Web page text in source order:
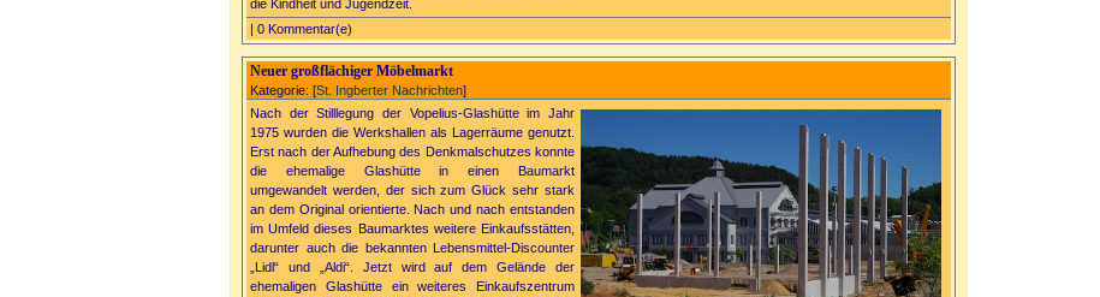
die Kindheit und Jugendzeit.
| 0 Kommentar(e)
Neuer großflächiger Möbelmarkt
Kategorie: [St. Ingberter Nachrichten]
Nach der Stilllegung der Vopelius-Glashütte im Jahr
1975 wurden die Werkshallen als Lagerräume genutzt.
Erst nach der Aufhebung des Denkmalschutzes konnte
die ehemalige Glashütte in einen Baumarkt
umgewandelt werden, der sich zum Glück sehr stark
an dem Original orientierte. Nach und nach entstanden
im Umfeld dieses Baumarktes weitere Einkaufsstätten,
darunter auch die bekannten Lebensmittel-Discounter
„Lidl“ und „Aldi“. Jetzt wird auf dem Gelände der
ehemaligen Glashütte ein weiteres Einkaufszentrum